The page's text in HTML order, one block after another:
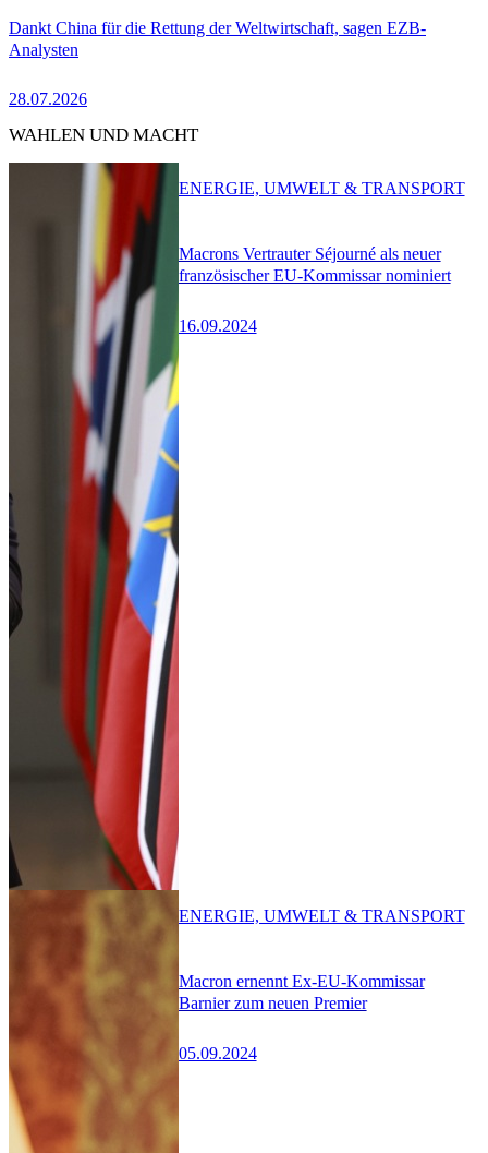
Dankt China für die Rettung der Weltwirtschaft, sagen EZB-
Analysten
28.07.2026
WAHLEN UND MACHT
Macrons Vertrauter Séjourné als neuer
französischer EU-Kommissar nominiert
16.09.2024
ENERGIE, UMWELT & TRANSPORT
Macron ernennt Ex-EU-Kommissar
Barnier zum neuen Premier
05.09.2024
ENERGIE, UMWELT & TRANSPORT